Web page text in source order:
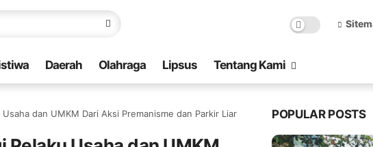
Daerah Olahraga Lipsus Tentang Kami
dan UMKM Dari Aksi Premanisme dan Parkir Liar POPULAR POSTS